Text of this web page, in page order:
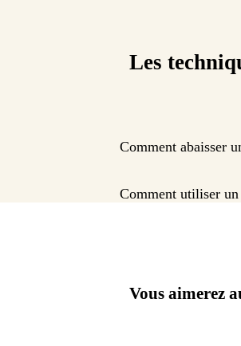
Les
Comment abaisser
Comment utiliser un
Vous aimerez